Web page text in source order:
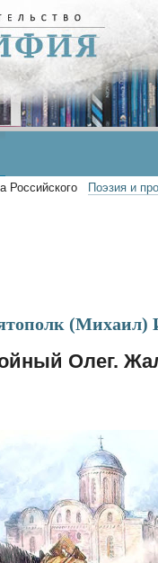
Российского Поэзия и
(Михаил)
Олег.